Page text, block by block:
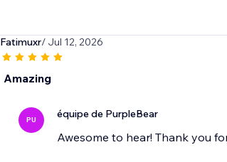
Fatimuxr/ Jul 12, 2026
Amazing
PU équipe de PurpleBear
Awesome to hear! Thank you